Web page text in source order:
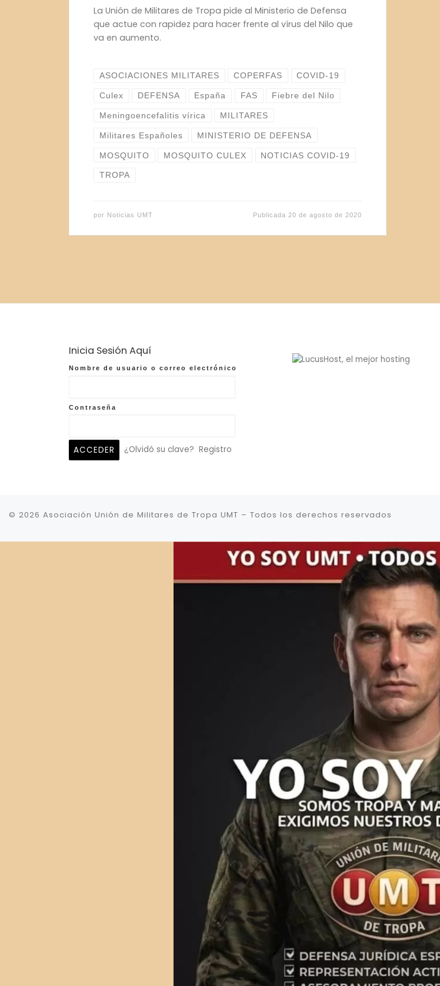
La Unión de Militares de Tropa pide al Ministerio de Defensa
que actue con rapidez para hacer frente al vírus del Nilo que
va en aumento.
ASOCIACIONES MILITARES COPERFAS COVID-19
Culex DEFENSA España FAS Fiebre del Nilo
Meningoencefalitis vírica MILITARES
Militares Españoles MINISTERIO DE DEFENSA
MOSQUITO MOSQUITO CULEX NOTICIAS COVID-19
TROPA
por Noticias UMT Publicada 20 de agosto de 2020
Inicia Sesión Aquí
Nombre de usuario o correo electrónico
Contraseña
¿Olvidó su clave? Registro
© 2026 Asociación Unión de Militares de Tropa UMT – Todos los derechos reservados